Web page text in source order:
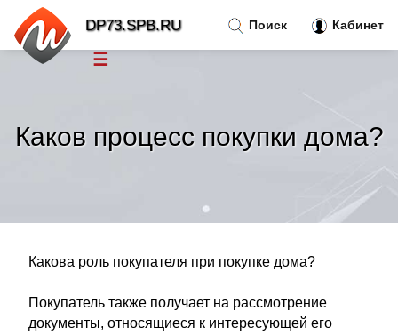
Каков процесс покупки дома?
Какова роль покупателя при покупке дома?
Покупатель также получает на рассмотрение
документы, относящиеся к интересующей его
Поиск Кабинет
DP73.SPB.RU
☰
Тренды новостей »
Контакт»